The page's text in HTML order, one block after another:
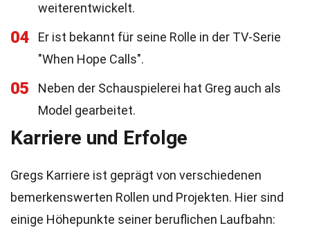
weiterentwickelt.
04
Er ist bekannt für seine Rolle in der TV-Serie
"When Hope Calls".
05
Neben der Schauspielerei hat Greg auch als
Model gearbeitet.
Karriere und Erfolge
Gregs Karriere ist geprägt von verschiedenen
bemerkenswerten Rollen und Projekten. Hier sind
einige Höhepunkte seiner beruflichen Laufbahn: